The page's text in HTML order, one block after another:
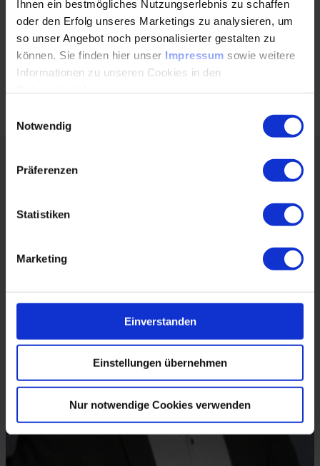
Ihnen ein bestmögliches Nutzungserlebnis zu schaffen
oder den Erfolg unseres Marketings zu analysieren, um
so unser Angebot noch personalisierter gestalten zu
können. Sie finden hier unser Impressum sowie weitere
Informationen zu unseren Cookies in den
Notwendig
Präferenzen
Statistiken
Marketing
Einverstanden
Einstellungen übernehmen
Nur notwendige Cookies verwenden
Entdecke auch unsere Seminare in den Bereichen
„Antriebstechnik, Schwingungstechnik und
Maschinenelemente“:
Über den Autor: